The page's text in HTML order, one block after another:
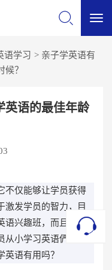
语学习 > 亲子学英语有
？
英语的最佳年龄
不仅能够让学员获得
激发学员的智力，目
兴趣班，而且社会
从小学习英语俨然已
语有用吗？